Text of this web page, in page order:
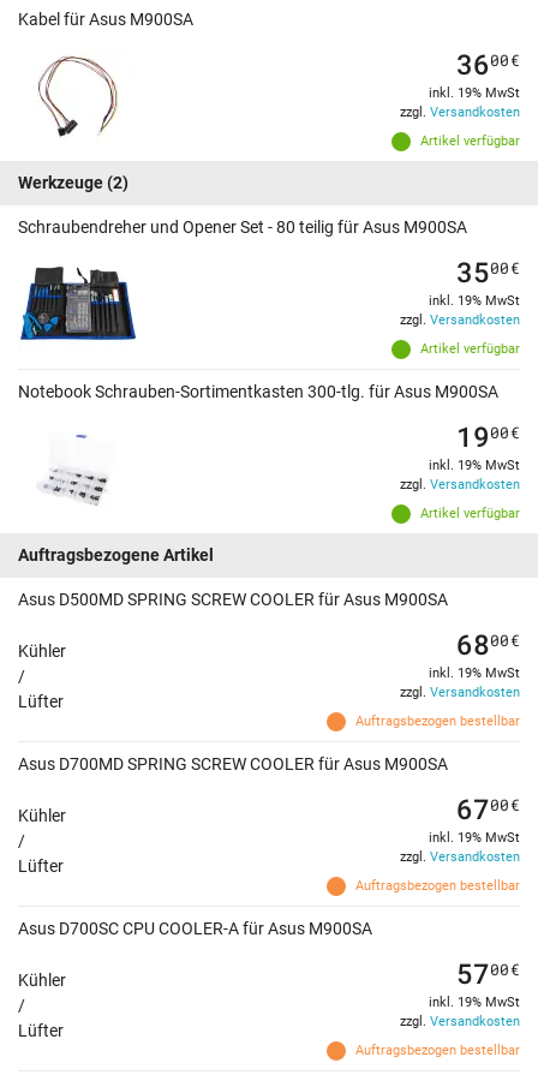
Kabel für Asus M900SA
Artikel verfügbar
3600€
inkl. 19% MwSt
zzgl. Versandkosten
Werkzeuge(2)
Schraubendreher und Opener Set - 80 teilig für Asus M900SA
Artikel verfügbar
3500€
inkl. 19% MwSt
zzgl. Versandkosten
Notebook Schrauben-Sortimentkasten 300-tlg. für Asus M900SA
Artikel verfügbar
1900€
inkl. 19% MwSt
zzgl. Versandkosten
Auftragsbezogene Artikel
Asus D500MD SPRING SCREW COOLER für Asus M900SA
Kühler
/
Lüfter
Auftragsbezogen bestellbar
6800€
inkl. 19% MwSt
zzgl. Versandkosten
Asus D700MD SPRING SCREW COOLER für Asus M900SA
Kühler
/
Lüfter
Auftragsbezogen bestellbar
6700€
inkl. 19% MwSt
zzgl. Versandkosten
Asus D700SC CPU COOLER-A für Asus M900SA
Kühler
/
Lüfter
Auftragsbezogen bestellbar
5700€
inkl. 19% MwSt
zzgl. Versandkosten